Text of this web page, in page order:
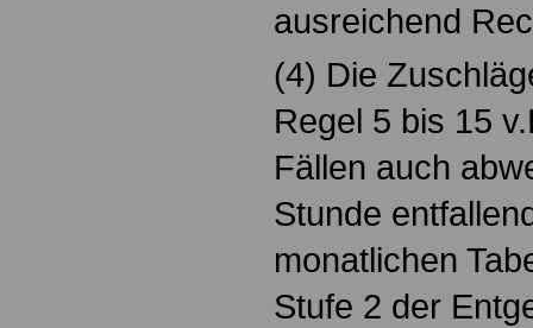
ausreichend
(4) Die
Regel 5 bis 15
Fällen auch
Stunde
monatlichen
Stufe 2 der